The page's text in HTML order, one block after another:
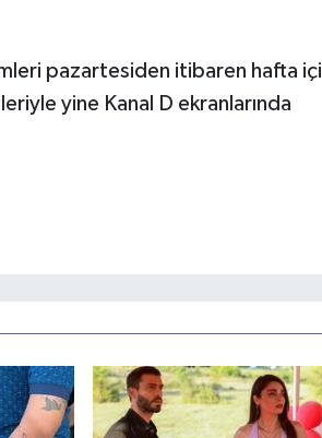
pazartesiden itibaren hafta içi
yine Kanal D ekranlarında